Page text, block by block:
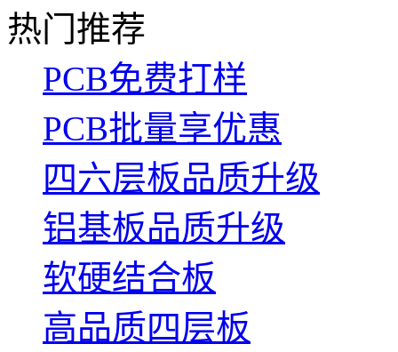
热门推荐
PCB免费打样
PCB批量享优惠
四六层板品质升级
铝基板品质升级
软硬结合板
高品质四层板